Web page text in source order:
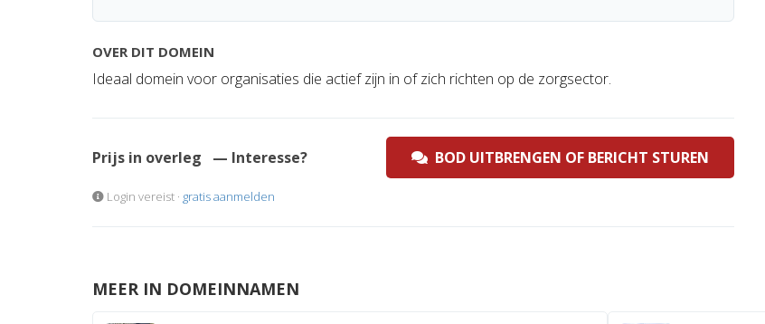
OVER DIT DOMEIN
Ideaal domein voor organisaties die actief zijn in of zich richten op de zorgsector.
Prijs in overleg — Interesse? BOD UITBRENGEN OF BERICHT STUREN
Login vereist · gratis aanmelden
MEER IN DOMEINNAMEN